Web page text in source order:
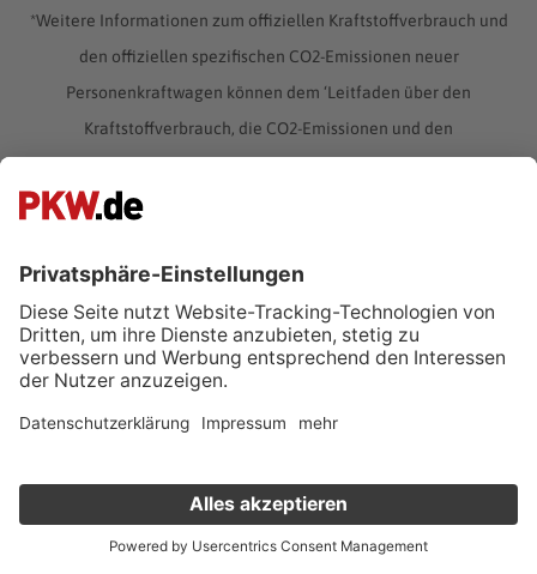
*Weitere Informationen zum offiziellen Kraftstoffverbrauch und
den offiziellen spezifischen CO2-Emissionen neuer
Personenkraftwagen können dem ‘Leitfaden über den
Kraftstoffverbrauch, die CO2-Emissionen und den
Stromverbrauch neuer Personenkraftwagen’ entnommen
werden, der an allen Verkaufsstellen und bei der Deutschen
erhältlich ist.
Ein Q3 für alle Fälle – kompakter
SUV mit Audi-typischer Verarbeitung
Der Q3 ist ein Kompakt-SUV aus dem Hause Audi, der
2011 auf dem deutschen Automobilmarkt eingeführt
wurde. Technisch basiert er auf der Plattform des VW Golf.
Verkauf deinen Gebrauchten online